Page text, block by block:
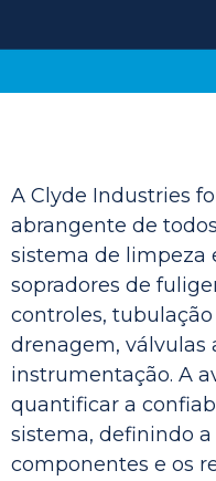
A Clyde Industries
abrangente de
sistema de limpeza
sopradores de
controles,
drenagem, válvulas
instrumentação. A
quantificar a
sistema, definindo
componentes e os